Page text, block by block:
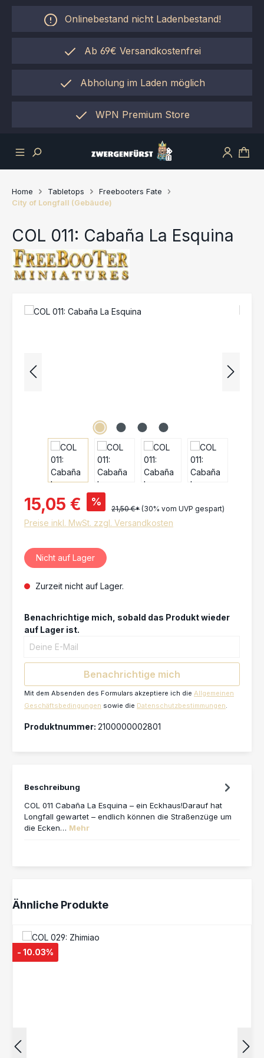
Zum Hauptinhalt springen
Onlinebestand nicht Ladenbestand!
Ab 69€ Versandkostenfrei
Abholung im Laden möglich
einfach per "Click&Collect"
WPN Premium Store
Home Tabletops
Freebooters Fate
City of Longfall (Gebäude)
COL 011: Cabaña La Esquina
Bildergalerie überspringen
15,05 € %
21,50 €* (30% vom UVP gespart)
Preise inkl. MwSt. zzgl. Versandkosten
Nicht auf Lager
Zurzeit nicht auf Lager.
Benachrichtige mich, sobald das Produkt wieder
auf Lager ist.
Deine E-Mail
Benachrichtige mich
Mit dem Absenden des Formulars akzeptiere ich die Allgemeinen
Geschäftsbedingungen sowie die Datenschutzbestimmungen.
Produktnummer: 2100000002801
Beschreibung
COL 011 Cabaña La Esquina – ein Eckhaus!Darauf hat
Longfall gewartet – endlich können die Straßenzüge um
die Ecken… Mehr
Produktgalerie überspringen
Ähnliche Produkte
- 10.03%